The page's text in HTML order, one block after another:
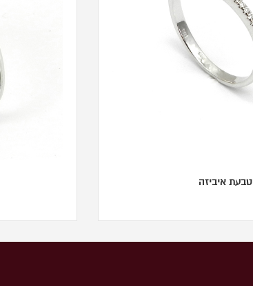
טבעת איביזה